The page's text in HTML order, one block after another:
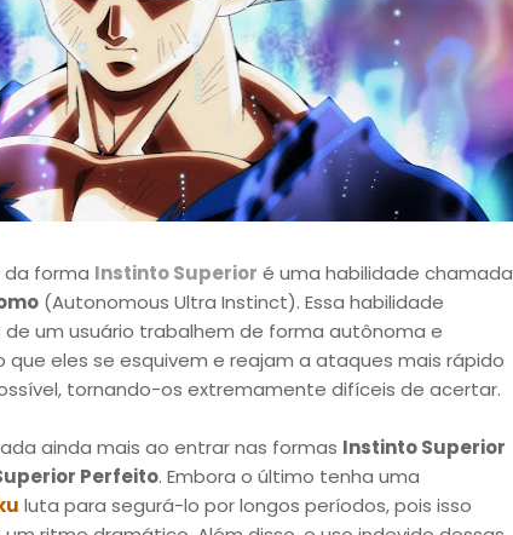
forma Instinto Superior é uma habilidade chamada
(Autonomous Ultra Instinct). Essa habilidade
um usuário trabalhem de forma autônoma e
eles se esquivem e reajam a ataques mais rápido
tornando-os extremamente difíceis de acertar.
ainda mais ao entrar nas formas Instinto Superior
Perfeito. Embora o último tenha uma
luta para segurá-lo por longos períodos, pois isso